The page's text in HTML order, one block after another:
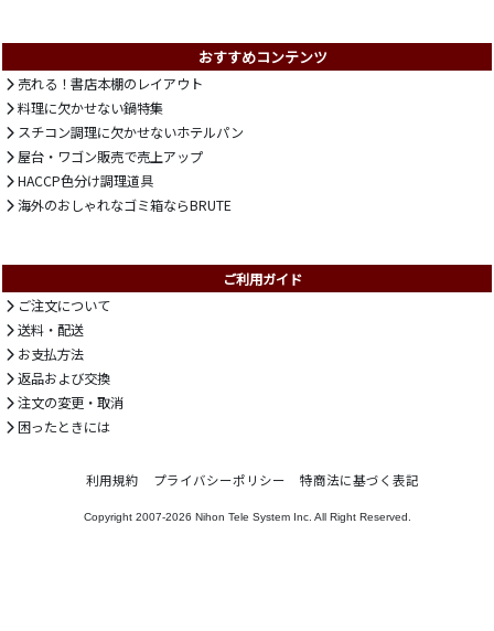
おすすめコンテンツ
売れる！書店本棚のレイアウト
料理に欠かせない鍋特集
スチコン調理に欠かせないホテルパン
屋台・ワゴン販売で売上アップ
HACCP色分け調理道具
海外のおしゃれなゴミ箱ならBRUTE
ご利用ガイド
ご注文について
送料・配送
お支払方法
返品および交換
注文の変更・取消
困ったときには
利用規約 プライバシーポリシー 特商法に基づく表記
Copyright 2007-2026 Nihon Tele System Inc. All Right Reserved.